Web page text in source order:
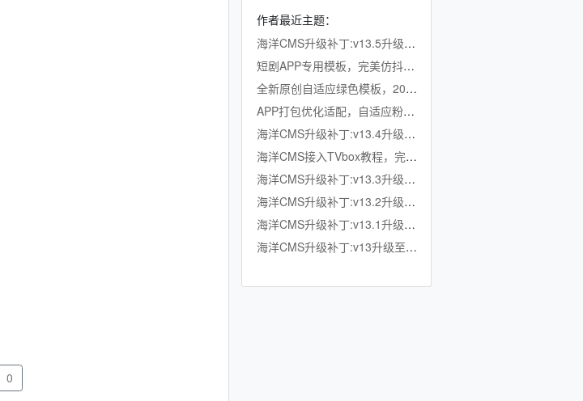
0
作者最近主题：
海洋CMS升级补丁:v13.5升级至v13.6
短剧APP专用模板，完美仿抖音竖屏短剧模板，滑动上下集，点赞收藏
全新原创自适应绿色模板，200K超小体积，加强版播放记录、搜索历史模块
APP打包优化适配，自适应粉色模板，小体积秒加载，模拟app动画效果，适合X
海洋CMS升级补丁:v13.4升级至v13.5
海洋CMS接入TVbox教程，完美适配TVbox，影视仓，OK影视等软件
海洋CMS升级补丁:v13.3升级至v13.4
海洋CMS升级补丁:v13.2升级至v13.3
海洋CMS升级补丁:v13.1升级至v13.2
海洋CMS升级补丁:v13升级至v13.1